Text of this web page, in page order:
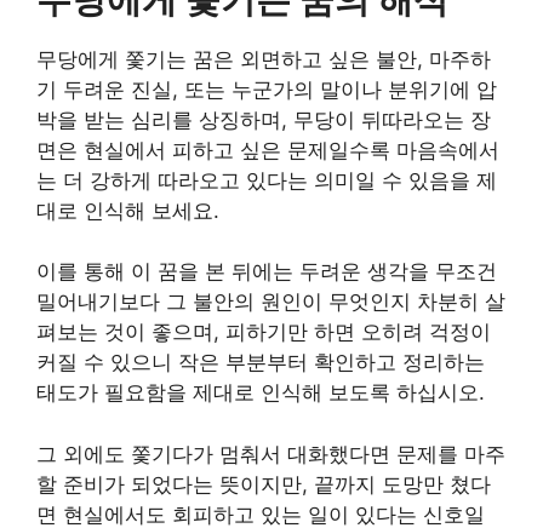
무당에게 쫓기는 꿈은 외면하고 싶은 불안, 마주하
기 두려운 진실, 또는 누군가의 말이나 분위기에 압
박을 받는 심리를 상징하며, 무당이 뒤따라오는 장
면은 현실에서 피하고 싶은 문제일수록 마음속에서
는 더 강하게 따라오고 있다는 의미일 수 있음을 제
대로 인식해 보세요.
이를 통해 이 꿈을 본 뒤에는 두려운 생각을 무조건
밀어내기보다 그 불안의 원인이 무엇인지 차분히 살
펴보는 것이 좋으며, 피하기만 하면 오히려 걱정이
커질 수 있으니 작은 부분부터 확인하고 정리하는
태도가 필요함을 제대로 인식해 보도록 하십시오.
그 외에도 쫓기다가 멈춰서 대화했다면 문제를 마주
할 준비가 되었다는 뜻이지만, 끝까지 도망만 쳤다
면 현실에서도 회피하고 있는 일이 있다는 신호일